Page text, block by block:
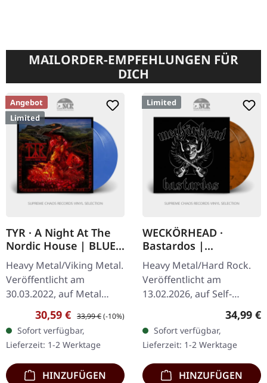
MAILORDER-EMPFEHLUNGEN FÜR
DICH
Angebot
Limited
TYR · A Night At The
Nordic House | BLUE
MARBLED 2LP
Heavy Metal/Viking Metal.
Veröffentlicht am
30.03.2022, auf Metal
Blade Records. Blau
marmoriertes Doppel-
Vinyl im Gatefold-Cover
mit Poster,…
Verkaufspreis:
30,59 € Regulärer Preis:
33,99 €(-10%)
Sofort verfügbar,
Lieferzeit: 1-2 Werktage
HINZUFÜGEN
Limited
WECKÖRHEAD ·
Bastardos |
ORANGE/BLACK 2LP
Heavy Metal/Hard Rock.
Veröffentlicht am
13.02.2026, auf Self-
marmoriertes Doppel-
Vinyl im Gatefold-Cover
mit fettem,…
34,99 €
Sofort verfügbar,
Lieferzeit: 1-2 Werktage
HINZUFÜGEN